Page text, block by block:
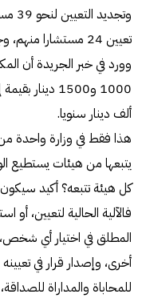
تعيين 24 مستشارا منهم، وجار العمل لتعيين المتبقين.
وورد في خبر الجريدة أن
ألف دينار سنويا.
هذا فقط في وزارة واحدة من
يتبعها من هيئات يستطيع
كل هيئة تتبعه؟ أكيد
فالآلية الحالية لتعيين، أو
المطلق في اختيار أي شخص،
أخرى، وإصدار قرار في
للمحاباة والمداراة للصداقة،